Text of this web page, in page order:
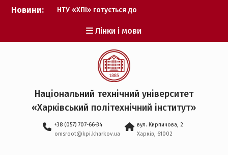
Перейти
Новини:
НТУ «ХПІ» готується до
Музичні таланти ХПІ
запрошуються на
Всеукраїнський
фестиваль «Червона
рута – 2027»
ХПІ уклав угоду про
партнерство з ДержНДІ
технологій кібербезпеки
Головнокомандувачем
Збройних Сил України
Лінки і мови
Національний технічний університет
«Харківський політехнічний iнститут»
+38 (057) 707-66-34
omsroot@kpi.kharkov.ua
вул. Кирпичова, 2
Харків, 61002